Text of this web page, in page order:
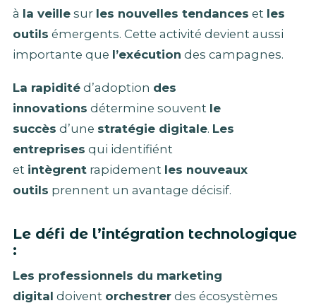
à la veille sur les nouvelles tendances et les
outils émergents. Cette activité devient aussi
importante que l’exécution des campagnes.
La rapidité d’adoption des
innovations détermine souvent le
succès d’une stratégie digitale. Les
entreprises qui identifiént
et intègrent rapidement les nouveaux
outils prennent un avantage décisif.
Le défi de l’intégration technologique
:
Les professionnels du marketing
digital doivent orchestrer des écosystèmes